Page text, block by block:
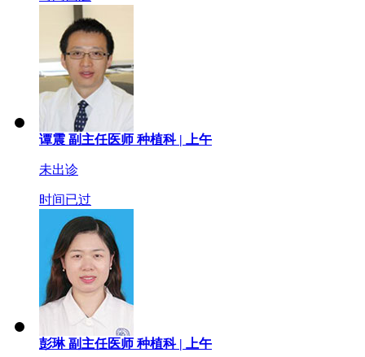
谭震 副主任医师 种植科 | 上午
未出诊
时间已过
彭琳副主任医师 种植科 | 上午